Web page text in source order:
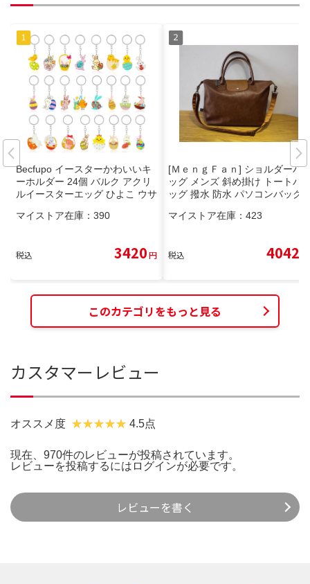
Becfupo イースターかわいいキ
ーホルダー 24個 バルク アクリ
ルイースターエッグ ひよこ ウサ
マイストア在庫： 390
税込 3420円
[ＭｅｎｇＦａｎ] ショルダーバ
ッグ メンズ 斜め掛け トートバ
ッグ 撥水 防水 パソコンバッグ
マイストア在庫： 423
税込 4042
このカテゴリをもっと見る
カスタマーレビュー
オススメ度 4.5点
現在、970件のレビューが投稿されています。
レビューを投稿するには ログインが必要です。
レビューを書く